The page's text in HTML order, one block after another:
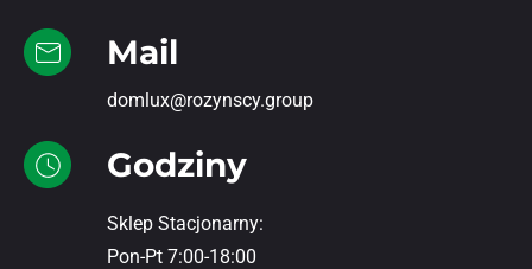
Mail
domlux@rozynscy.group
Godziny
Sklep Stacjonarny:
Pon-Pt 7:00-18:00